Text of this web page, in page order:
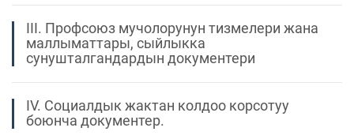
III. Профсоюз мучолорунун тизмелери жана
маллыматтары, сыйлыкка
сунушталгандардын документери
IV. Социалдык жактан колдоо корсотуу
боюнча документер.